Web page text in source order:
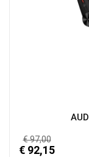
€ 97,00
€ 92,15